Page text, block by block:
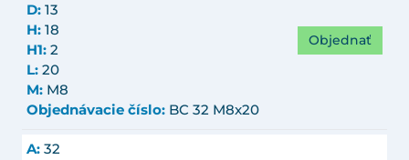
D: 13
H: 18
H1: 2
L: 20
M: M8
Objednávacie číslo: BC 32 M8x20
Objednať
A: 32